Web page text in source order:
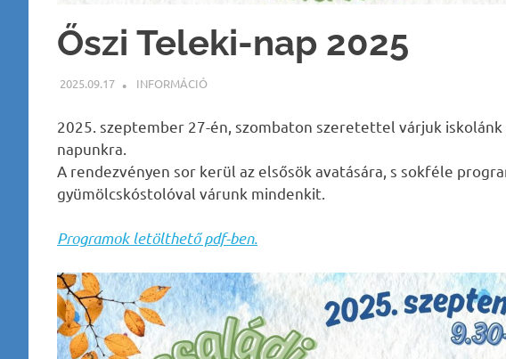
Őszi Teleki-nap 2025
2025.09.17 BÁRTFAI JUDIT
INFORMÁCIÓ
2025. szeptember 27-én, szombaton szeretettel várjuk
napunkra.
A rendezvényen sor kerül az elsősök avatására, s sokféle
gyümölcskóstolóval várunk mindenkit.
Programok letölthető pdf-ben.